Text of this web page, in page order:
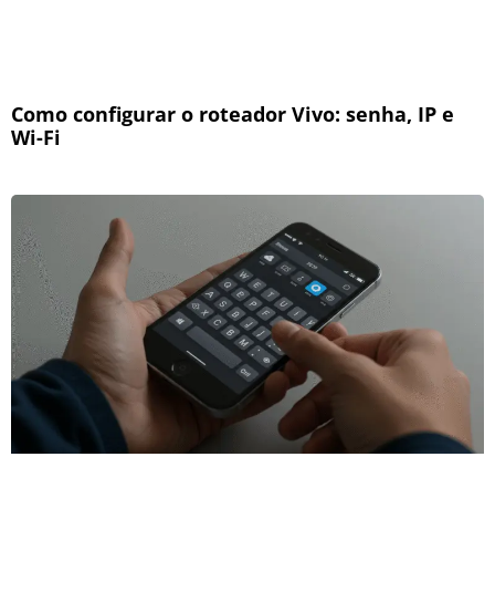
Como configurar o roteador Vivo: senha, IP e
Wi-Fi